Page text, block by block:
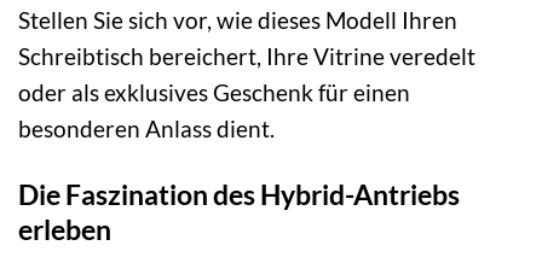
Stellen Sie sich vor, wie dieses Modell Ihren
Schreibtisch bereichert, Ihre Vitrine veredelt
oder als exklusives Geschenk für einen
besonderen Anlass dient.
Die Faszination des Hybrid-Antriebs
erleben